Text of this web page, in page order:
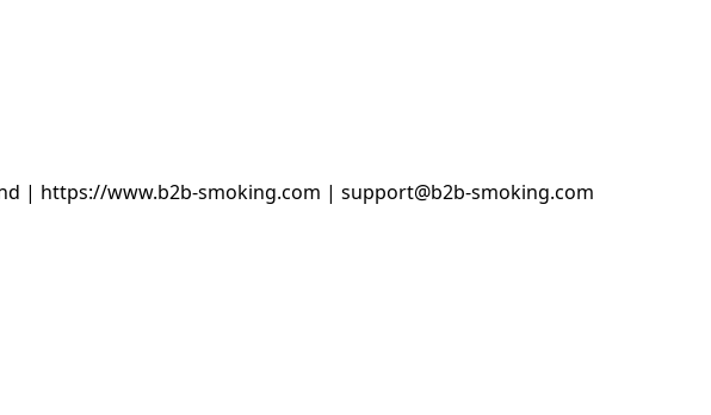
| https://www.b2b-smoking.com | support@b2b-smoking.com